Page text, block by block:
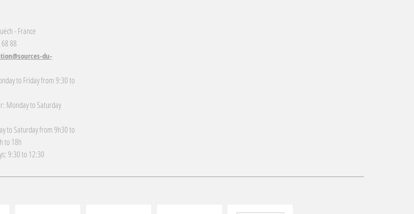
- France
88
du-
to Friday from 9:30 to
Monday to Saturday
to Saturday from 9h30 to
to 18h
9:30 to 12:30